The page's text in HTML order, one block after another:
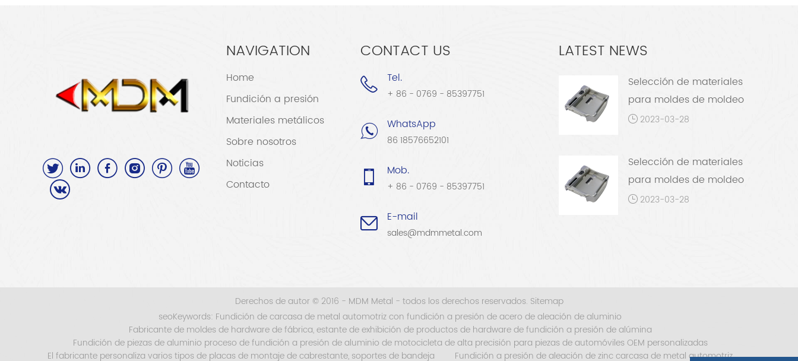
NAVIGATION
Home
Fundición a presión
Materiales metálicos
Sobre nosotros
Noticias
Contacto
CONTACT US
Tel.
+ 86 - 0769 - 85397751
WhatsApp
86 18576652101
Mob.
+ 86 - 0769 - 85397751
E-mail
sales@mdmmetal.com
LATEST NEWS
Selección de materiales
para moldes de moldeo
por inyección de metal
2023-03-28
Selección de materiales
para moldes de moldeo
por inyección de metal
2023-03-28
Derechos de autor © 2016 - MDM Metal - todos los derechos reservados. Sitemap
seoKeywords: Fundición de carcasa de metal automotriz con fundición a presión de acero de aleación de aluminio
Fabricante de moldes de hardware de fábrica, estante de exhibición de productos de hardware de fundición a presión de alúmina
Fundición de piezas de aluminio proceso de fundición a presión de aluminio de motocicleta de alta precisión para piezas de automóviles OEM personalizadas
El fabricante personaliza varios tipos de placas de montaje de cabrestante, soportes de bandeja
Fundición a presión de aleación de zinc carcasa de metal automotriz